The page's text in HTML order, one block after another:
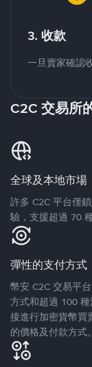
3. 收款
一旦賣家確認
C2C 交易所
全球及本地市場
許多 C2C 平台僅
驗，支援超過 70
彈性的支付方式
幣安 C2C 交易平
方式和超過 100
接進行加密貨幣買
的價格及付款方式。